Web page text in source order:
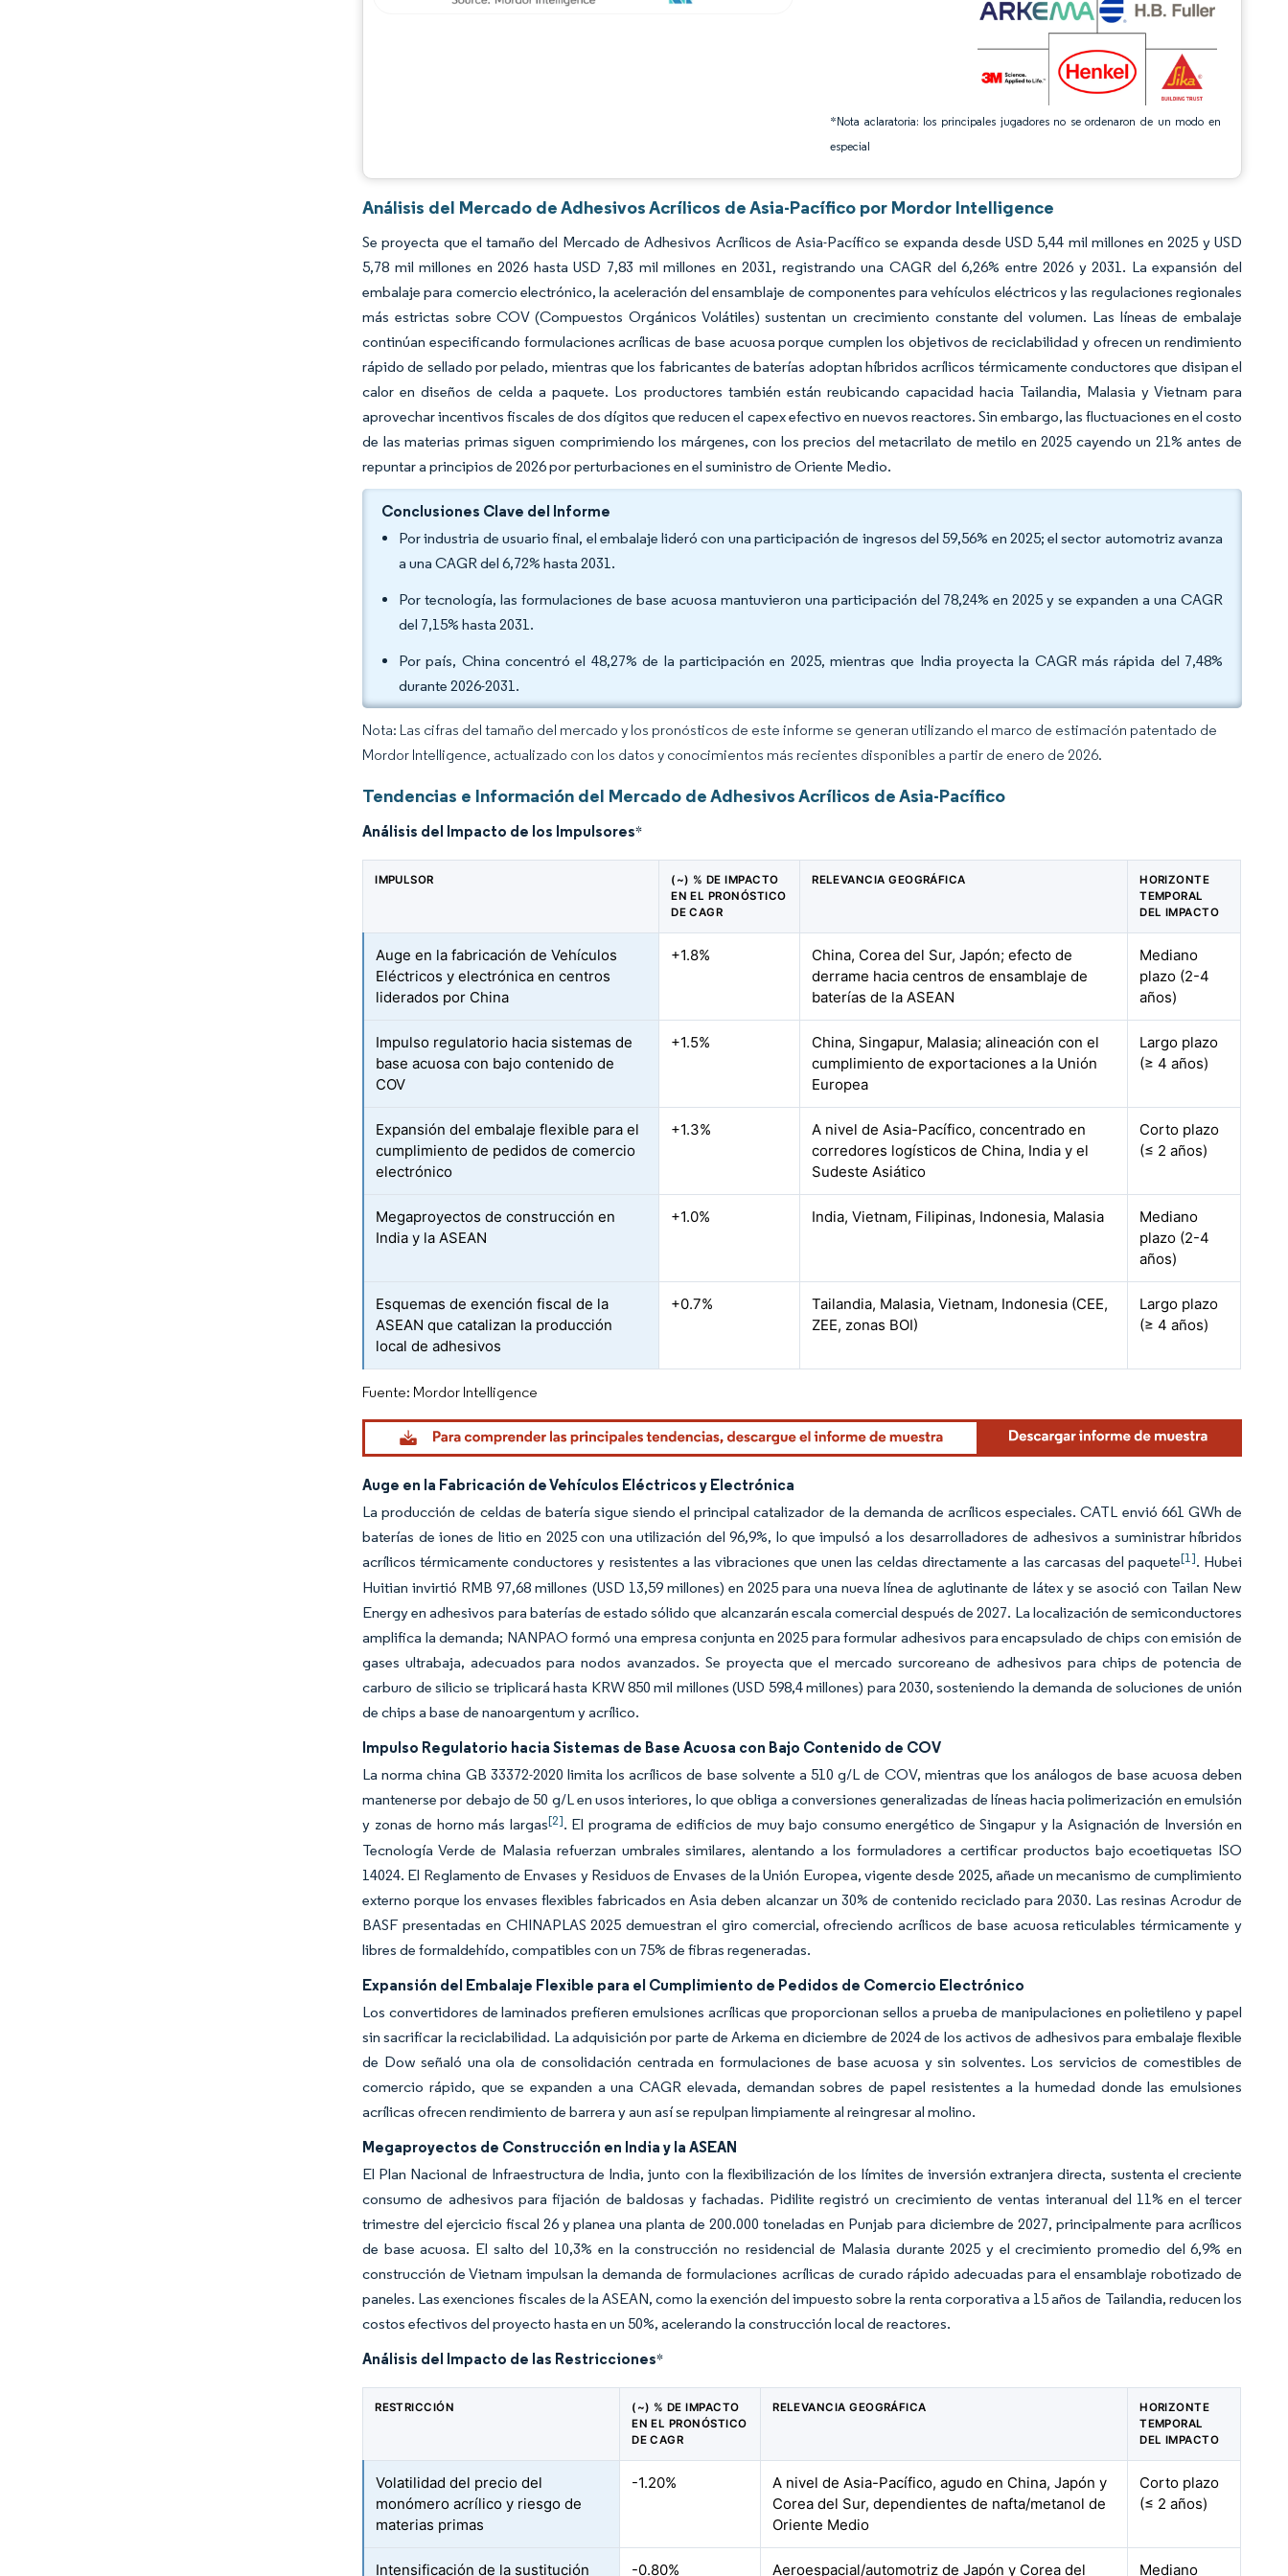
*Nota aclaratoria: los principales jugadores no se ordenaron de un modo en
especial
Análisis del Mercado de Adhesivos Acrílicos de Asia-Pacífico por Mordor Intelligence
Se proyecta que el tamaño del Mercado de Adhesivos Acrílicos de Asia-Pacífico se expanda desde USD 5,44 mil millones en 2025 y USD
5,78 mil millones en 2026 hasta USD 7,83 mil millones en 2031, registrando una CAGR del 6,26% entre 2026 y 2031. La expansión del
embalaje para comercio electrónico, la aceleración del ensamblaje de componentes para vehículos eléctricos y las regulaciones regionales
más estrictas sobre COV (Compuestos Orgánicos Volátiles) sustentan un crecimiento constante del volumen. Las líneas de embalaje
continúan especificando formulaciones acrílicas de base acuosa porque cumplen los objetivos de reciclabilidad y ofrecen un rendimiento
rápido de sellado por pelado, mientras que los fabricantes de baterías adoptan híbridos acrílicos térmicamente conductores que disipan el
calor en diseños de celda a paquete. Los productores también están reubicando capacidad hacia Tailandia, Malasia y Vietnam para
aprovechar incentivos fiscales de dos dígitos que reducen el capex efectivo en nuevos reactores. Sin embargo, las fluctuaciones en el costo
de las materias primas siguen comprimiendo los márgenes, con los precios del metacrilato de metilo en 2025 cayendo un 21% antes de
repuntar a principios de 2026 por perturbaciones en el suministro de Oriente Medio.
Conclusiones Clave del Informe
Por industria de usuario final, el embalaje lideró con una participación de ingresos del 59,56% en 2025; el sector automotriz avanza
a una CAGR del 6,72% hasta 2031.
Por tecnología, las formulaciones de base acuosa mantuvieron una participación del 78,24% en 2025 y se expanden a una CAGR
del 7,15% hasta 2031.
Por país, China concentró el 48,27% de la participación en 2025, mientras que India proyecta la CAGR más rápida del 7,48%
durante 2026-2031.
Nota: Las cifras del tamaño del mercado y los pronósticos de este informe se generan utilizando el marco de estimación patentado de
Mordor Intelligence, actualizado con los datos y conocimientos más recientes disponibles a partir de enero de 2026.
Tendencias e Información del Mercado de Adhesivos Acrílicos de Asia-Pacífico
Análisis del Impacto de los Impulsores*
IMPULSOR
(~) % DE IMPACTO
EN EL PRONÓSTICO
DE CAGR
RELEVANCIA GEOGRÁFICA
HORIZONTE
TEMPORAL
DEL IMPACTO
Auge en la fabricación de Vehículos
Eléctricos y electrónica en centros
liderados por China
+1.8%
China, Corea del Sur, Japón; efecto de
derrame hacia centros de ensamblaje de
baterías de la ASEAN
Mediano
plazo (2-4
años)
Impulso regulatorio hacia sistemas de
base acuosa con bajo contenido de
COV
+1.5%
China, Singapur, Malasia; alineación con el
cumplimiento de exportaciones a la Unión
Europea
Largo plazo
(≥ 4 años)
Expansión del embalaje flexible para el
cumplimiento de pedidos de comercio
electrónico
+1.3%
A nivel de Asia-Pacífico, concentrado en
corredores logísticos de China, India y el
Sudeste Asiático
Corto plazo
(≤ 2 años)
Megaproyectos de construcción en
India y la ASEAN
+1.0% India, Vietnam, Filipinas, Indonesia, Malasia
Mediano
plazo (2-4
años)
Esquemas de exención fiscal de la
ASEAN que catalizan la producción
local de adhesivos
+0.7%
Tailandia, Malasia, Vietnam, Indonesia (CEE,
ZEE, zonas BOI)
Largo plazo
(≥ 4 años)
Fuente: Mordor Intelligence
Auge en la Fabricación de Vehículos Eléctricos y Electrónica
La producción de celdas de batería sigue siendo el principal catalizador de la demanda de acrílicos especiales. CATL envió 661 GWh de
baterías de iones de litio en 2025 con una utilización del 96,9%, lo que impulsó a los desarrolladores de adhesivos a suministrar híbridos
acrílicos térmicamente conductores y resistentes a las vibraciones que unen las celdas directamente a las carcasas del paquete[1]. Hubei
Huitian invirtió RMB 97,68 millones (USD 13,59 millones) en 2025 para una nueva línea de aglutinante de látex y se asoció con Tailan New
Energy en adhesivos para baterías de estado sólido que alcanzarán escala comercial después de 2027. La localización de semiconductores
amplifica la demanda; NANPAO formó una empresa conjunta en 2025 para formular adhesivos para encapsulado de chips con emisión de
gases ultrabaja, adecuados para nodos avanzados. Se proyecta que el mercado surcoreano de adhesivos para chips de potencia de
carburo de silicio se triplicará hasta KRW 850 mil millones (USD 598,4 millones) para 2030, sosteniendo la demanda de soluciones de unión
de chips a base de nanoargentum y acrílico.
Impulso Regulatorio hacia Sistemas de Base Acuosa con Bajo Contenido de COV
La norma china GB 33372-2020 limita los acrílicos de base solvente a 510 g/L de COV, mientras que los análogos de base acuosa deben
mantenerse por debajo de 50 g/L en usos interiores, lo que obliga a conversiones generalizadas de líneas hacia polimerización en emulsión
y zonas de horno más largas[2]. El programa de edificios de muy bajo consumo energético de Singapur y la Asignación de Inversión en
Tecnología Verde de Malasia refuerzan umbrales similares, alentando a los formuladores a certificar productos bajo ecoetiquetas ISO
14024. El Reglamento de Envases y Residuos de Envases de la Unión Europea, vigente desde 2025, añade un mecanismo de cumplimiento
externo porque los envases flexibles fabricados en Asia deben alcanzar un 30% de contenido reciclado para 2030. Las resinas Acrodur de
BASF presentadas en CHINAPLAS 2025 demuestran el giro comercial, ofreciendo acrílicos de base acuosa reticulables térmicamente y
libres de formaldehído, compatibles con un 75% de fibras regeneradas.
Expansión del Embalaje Flexible para el Cumplimiento de Pedidos de Comercio Electrónico
Los convertidores de laminados prefieren emulsiones acrílicas que proporcionan sellos a prueba de manipulaciones en polietileno y papel
sin sacrificar la reciclabilidad. La adquisición por parte de Arkema en diciembre de 2024 de los activos de adhesivos para embalaje flexible
de Dow señaló una ola de consolidación centrada en formulaciones de base acuosa y sin solventes. Los servicios de comestibles de
comercio rápido, que se expanden a una CAGR elevada, demandan sobres de papel resistentes a la humedad donde las emulsiones
acrílicas ofrecen rendimiento de barrera y aun así se repulpan limpiamente al reingresar al molino.
Megaproyectos de Construcción en India y la ASEAN
El Plan Nacional de Infraestructura de India, junto con la flexibilización de los límites de inversión extranjera directa, sustenta el creciente
consumo de adhesivos para fijación de baldosas y fachadas. Pidilite registró un crecimiento de ventas interanual del 11% en el tercer
trimestre del ejercicio fiscal 26 y planea una planta de 200.000 toneladas en Punjab para diciembre de 2027, principalmente para acrílicos
de base acuosa. El salto del 10,3% en la construcción no residencial de Malasia durante 2025 y el crecimiento promedio del 6,9% en
construcción de Vietnam impulsan la demanda de formulaciones acrílicas de curado rápido adecuadas para el ensamblaje robotizado de
paneles. Las exenciones fiscales de la ASEAN, como la exención del impuesto sobre la renta corporativa a 15 años de Tailandia, reducen los
costos efectivos del proyecto hasta en un 50%, acelerando la construcción local de reactores.
Análisis del Impacto de las Restricciones*
RESTRICCIÓN
(~) % DE IMPACTO
EN EL PRONÓSTICO
DE CAGR
RELEVANCIA GEOGRÁFICA
HORIZONTE
TEMPORAL
DEL IMPACTO
Volatilidad del precio del
monómero acrílico y riesgo de
materias primas
-1.20%
A nivel de Asia-Pacífico, agudo en China, Japón y
Corea del Sur, dependientes de nafta/metanol de
Oriente Medio
Corto plazo
(≤ 2 años)
Intensificación de la sustitución -0.80% Aeroespacial/automotriz de Japón y Corea del Mediano